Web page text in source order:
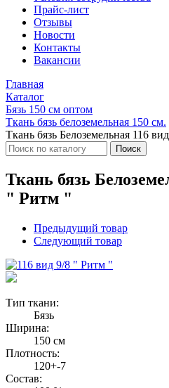
Прайс-лист
Отзывы
Новости
Контакты
Вакансии
Главная
Каталог
Бязь 150 см оптом
Ткань бязь белоземельная 150 см.
Ткань бязь Белоземельная 116
Поиск
Ткань бязь
" Ритм "
Предыдущий товар
Следующий товар
Тип ткани:
Бязь
Ширина:
150 см
Плотность:
120+-7
Состав: